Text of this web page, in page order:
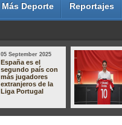
Más Deporte Reportajes
05 September 2025
España es el
segundo país con
más jugadores
extranjeros de la
Liga Portugal